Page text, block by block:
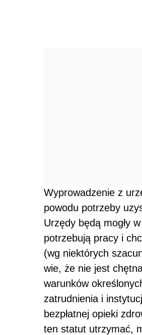
Wyprowadzenie z
powodu potrzeby
Urzędy będą mogły
potrzebują pracy i
(wg niektórych
wie, że nie jest
warunków
zatrudnienia i
bezpłatnej opieki
ten statut utrzymać,